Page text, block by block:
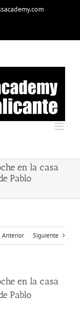
en la casa
Pablo
Anterior Siguiente
en la casa
Pablo